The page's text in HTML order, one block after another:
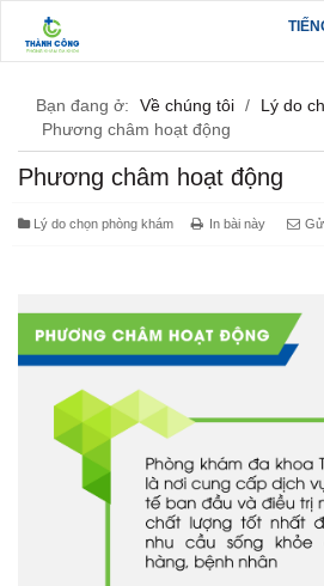
Bạn đang ở: Về chúng tôi / Lý do
Phương châm hoạt động
Phương châm hoạt động
Lý do chọn phòng khám In bài này